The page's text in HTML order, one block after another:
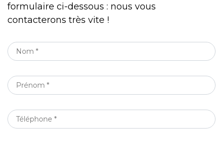
formulaire ci-dessous : nous vous
contacterons très vite !
NOM
*
PRÉNOM
*
TÉLÉPHONE
*